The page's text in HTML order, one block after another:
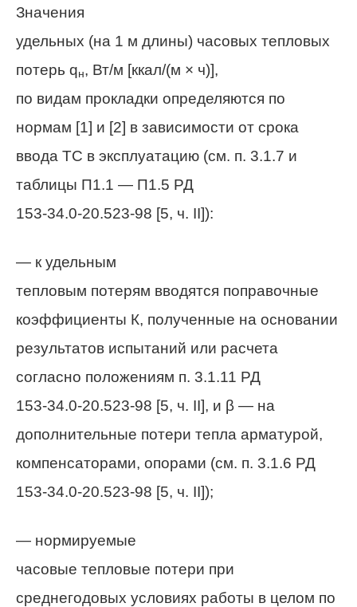
Значения
удельных (на 1 м длины) часовых тепловых
потерь qн, Вт/м [ккал/(м × ч)],
по видам прокладки определяются по
нормам [1] и [2] в зависимости от срока
ввода ТС в эксплуатацию (см. п. 3.1.7 и
таблицы П1.1 — П1.5 РД
153-34.0-20.523-98 [5, ч. II]):
— к удельным
тепловым потерям вводятся поправочные
коэффициенты К, полученные на основании
результатов испытаний или расчета
согласно положениям п. 3.1.11 РД
153-34.0-20.523-98 [5, ч. II], и β — на
дополнительные потери тепла арматурой,
компенсаторами, опорами (см. п. 3.1.6 РД
153-34.0-20.523-98 [5, ч. II]);
— нормируемые
часовые тепловые потери при
среднегодовых условиях работы в целом по